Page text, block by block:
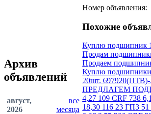
Архив
объявлений
август,
2026
все
месяца
Номер объявления:
Похожие
Куплю подшипник
Продам
Продаем
Куплю
20шт.
ПРЕДЛАГЕМ ПОДШИПНИКИ. наим.пр.кол-во нал/р б/нал 104 KG 551 2,54 2,77 105 KG 568 2,92 3,20 106 KG 29 3,45 3,75 106 CRF 1000 3,45 3,75 107 CRF 409 3,92 4,27 109 CRF 738 6,15 6,70 110 18 ГПЗ 29 5,57 6,09 112 KG 290 12,08 13,17 113 KG 335 14,52 15,80 114 VBF 57 15,53 16,93 115 КПК 117 16,80 18,30 115 СПЗ 564 16,80 18,30 116 23 ГПЗ 51 15,90 17,33 134Л DKF 60 286,20 311,85 201 CRF 2603 1,70 1,85 202 CRF 0 1,86 2,02 203 CRAFT 0 2,07 2,25 204 СХ 2940 2,68 2,92 205 CRAFT 518 3,26 3,55 206 CRF 2832 4,54 4,94 207 CRF 1526 6,59 7,18 208 CRAFT 3235 7,74 8,43 209 KG 462 9,01 9,82 210 CRF 976 10,87 11,83 211 CRAFT-B 494 13,57 14,78 211 18 ГПЗ 40 13,57 14,78 212 KG 215 16,96 18,48 212 CRF 1794 16,96 18,48 212 17 ГПЗ 40 16,96 18,48 216 ZWZ 749 28,83 31,42 217 KG 3218 31,59 34,42 222 VBF 930 87,98 95,87 222 ZWZ 1627 87,98 95,87 224 ГПЗ 1 63,60 69,30 303 18 ГПЗ 40 2,65 2,94 304 KG 10852 3,82 4,16 305 CRAFT 1332 5,14 5,60 306 CRAFT 1025 7,16 7,88 307 CRF 1197 9,12 9,93 308 CRAFT-B 1445 11,45 12,47 309 CRAFT-B 883 14,84 16,17 310 CRAFT-B 323 20,80 22,66 310 ZWZ 49 20,80 22,66 310 ГПЗ 6 20,80 22,66 311 CRAFT-B 631 23,32 25,41 311 KG 65 23,32 25,41